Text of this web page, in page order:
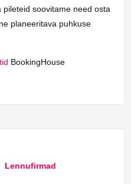
pileteid soovitame need osta
planeeritava puhkuse
BookingHouse
Lennufirmad